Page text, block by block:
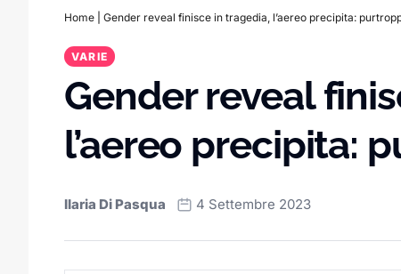
Home Gender reveal finisce in tragedia, l’aereo precipita:
VARIE
Gender reveal
l’aereo precipita:
Ilaria Di Pasqua 4 Settembre 2023